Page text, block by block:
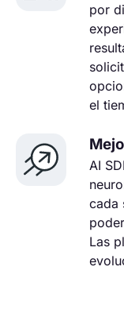
por
el
AI
cada
Las